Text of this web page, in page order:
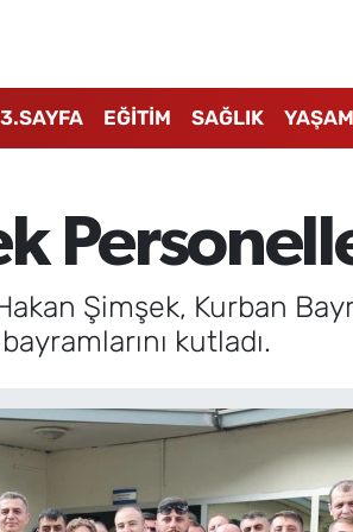
3.SAYFA EĞİTİM SAĞLIK YAŞAM
Şimşek, Kurban
kutladı.